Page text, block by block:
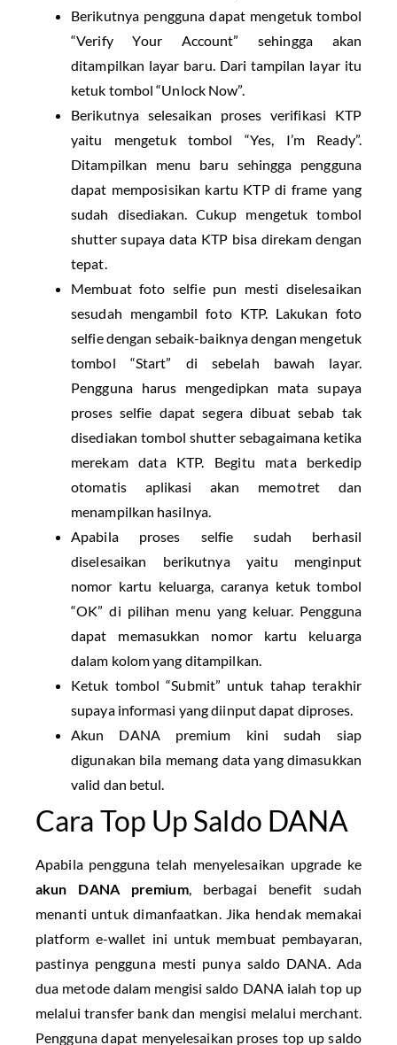
Berikutnya pengguna dapat mengetuk tombol
“Verify Your Account” sehingga akan
ditampilkan layar baru. Dari tampilan layar itu
ketuk tombol “Unlock Now”.
Berikutnya selesaikan proses verifikasi KTP
yaitu mengetuk tombol “Yes, I’m Ready”.
Ditampilkan menu baru sehingga pengguna
dapat memposisikan kartu KTP di frame yang
sudah disediakan. Cukup mengetuk tombol
shutter supaya data KTP bisa direkam dengan
tepat.
Membuat foto selfie pun mesti diselesaikan
sesudah mengambil foto KTP. Lakukan foto
selfie dengan sebaik-baiknya dengan mengetuk
tombol “Start” di sebelah bawah layar.
Pengguna harus mengedipkan mata supaya
proses selfie dapat segera dibuat sebab tak
disediakan tombol shutter sebagaimana ketika
merekam data KTP. Begitu mata berkedip
otomatis aplikasi akan memotret dan
menampilkan hasilnya.
Apabila proses selfie sudah berhasil
diselesaikan berikutnya yaitu menginput
nomor kartu keluarga, caranya ketuk tombol
“OK” di pilihan menu yang keluar. Pengguna
dapat memasukkan nomor kartu keluarga
dalam kolom yang ditampilkan.
Ketuk tombol “Submit” untuk tahap terakhir
supaya informasi yang diinput dapat diproses.
Akun DANA premium kini sudah siap
digunakan bila memang data yang dimasukkan
valid dan betul.
Cara Top Up Saldo DANA
Apabila pengguna telah menyelesaikan upgrade ke
akun DANA premium, berbagai benefit sudah
menanti untuk dimanfaatkan. Jika hendak memakai
platform e-wallet ini untuk membuat pembayaran,
pastinya pengguna mesti punya saldo DANA. Ada
dua metode dalam mengisi saldo DANA ialah top up
melalui transfer bank dan mengisi melalui merchant.
Pengguna dapat menyelesaikan proses top up saldo